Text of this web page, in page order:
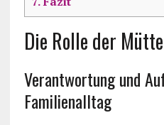
Die Rolle der
Verantwortung und
Familienalltag